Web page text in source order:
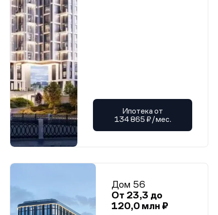
Ипотека от
134 865 ₽/мес.
Дом 56
От 23,3 до
120,0 млн ₽